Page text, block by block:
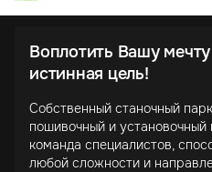
Воплотить Вашу
истинная цель!
Собственный станочный
пошивочный и установочный
команда специалистов,
любой сложности и